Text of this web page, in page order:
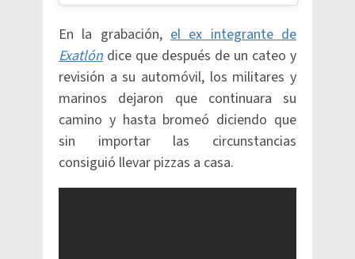
En la grabación, el ex integrante de
Exatlón dice que después de un cateo y
revisión a su automóvil, los militares y
marinos dejaron que continuara su
camino y hasta bromeó diciendo que
sin importar las circunstancias
consiguió llevar pizzas a casa.